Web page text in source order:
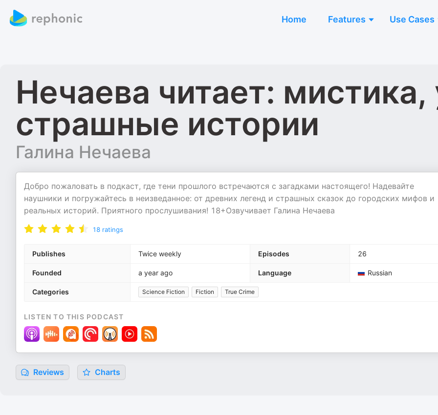
Home Features Use Cases
Нечаева читает:
страшные истории
Галина Нечаева
Добро пожаловать в подкаст, где тени прошлого встречаются с загадками настоящего! Надевайте
наушники и погружайтесь в неизведанное: от древних легенд и страшных сказок до городских мифов и
реальных историй. Приятного прослушивания! 18+Озвучивает Галина Нечаева
18 ratings
Publishes Twice weekly Episodes 26
Founded a year ago Language Russian
Categories Science Fiction Fiction True Crime
LISTEN TO THIS PODCAST
Reviews Charts